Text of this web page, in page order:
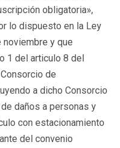
obligatoria»,
lo dispuesto en la Ley
y que
1 del articulo 8 del
de
a dicho Consorcio
daños a personas y
con estacionamiento
del convenio